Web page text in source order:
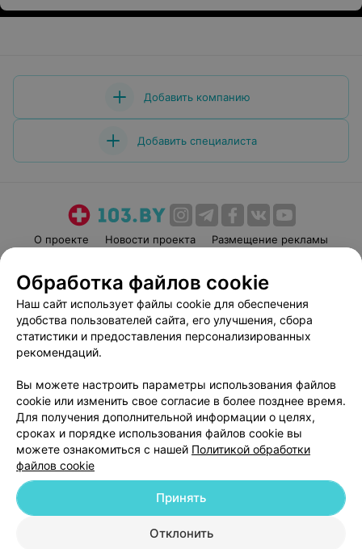
Добавить компанию
Добавить специалиста
О проекте Новости проекта
Размещение рекламы
Пользовательское соглашение
Способы оплаты
Вакансии
Партнеры
Написать руководителю 103.by
Обработка персональных данных
© 2026 ООО «Артокс Лаб», УНП 191700409
| 220012, Республика Беларусь,
г. Минск, улица Толбухина, 2, пом. 16 | help@103.by
Обработка файлов cookie
Наш сайт использует файлы cookie для обеспечения
удобства пользователей сайта, его улучшения, сбора
статистики и предоставления персонализированных
рекомендаций.
Вы можете настроить параметры использования файлов
cookie или изменить свое согласие в более позднее время.
Для получения дополнительной информации о целях,
сроках и порядке использования файлов cookie вы
можете ознакомиться с нашей Политикой обработки
файлов cookie
Отклонить
Принять